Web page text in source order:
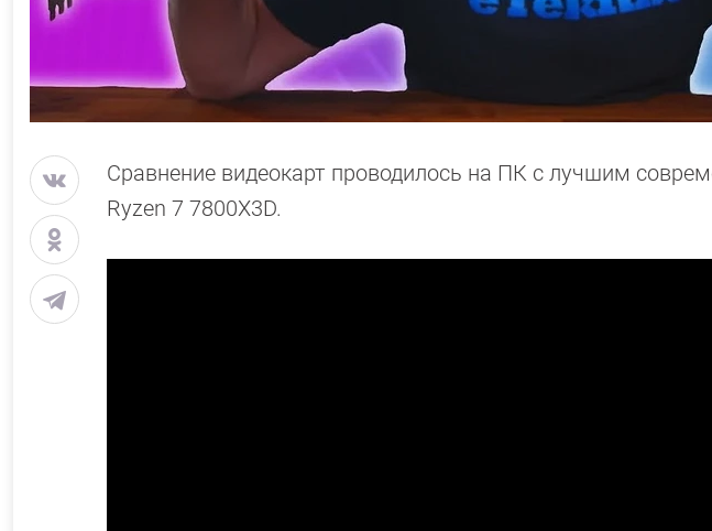
Сравнение видеокарт проводилось на ПК с лучшим
Ryzen 7 7800X3D.